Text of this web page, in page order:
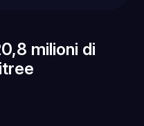
milioni di